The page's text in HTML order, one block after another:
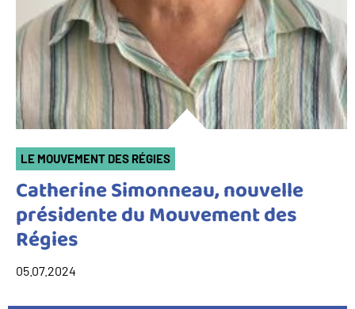
LE MOUVEMENT DES RÉGIES
Catherine Simonneau, nouvelle
présidente du Mouvement des
Régies
05.07.2024